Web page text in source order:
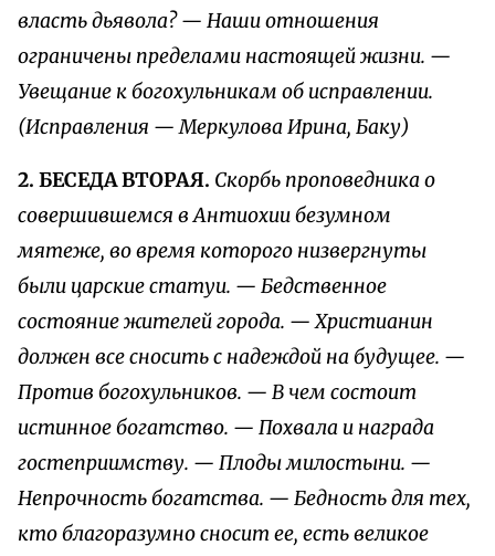
власть дьявола? — Наши отношения
ограничены пределами настоящей жизни. —
Увещание к богохульникам об исправлении.
(Исправления — Меркулова Ирина, Баку)
2. БЕСЕДА ВТОРАЯ. Скорбь проповедника о
совершившемся в Антиохии безумном
мятеже, во время которого низвергнуты
были царские статуи. — Бедственное
состояние жителей города. — Христианин
должен все сносить с надеждой на будущее. —
Против богохульников. — В чем состоит
истинное богатство. — Похвала и награда
гостеприимству. — Плоды милостыни. —
Непрочность богатства. — Бедность для тех,
кто благоразумно сносит ее, есть великое